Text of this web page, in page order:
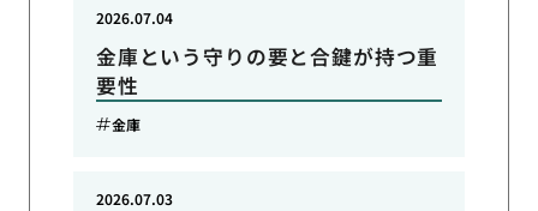
金庫という守りの要と合鍵が持つ重
要性
2026.07.04
金庫
2026.07.03